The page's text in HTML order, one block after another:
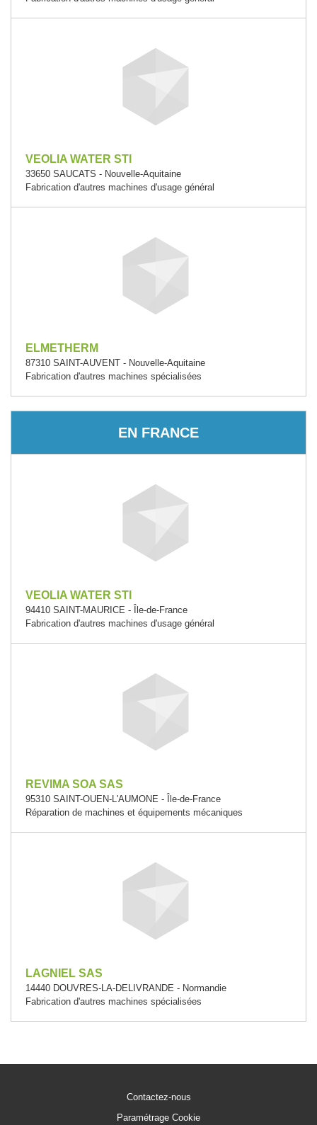
VEOLIA WATER STI
33650 SAUCATS - Nouvelle-Aquitaine
Fabrication d'autres machines d'usage général
ELMETHERM
87310 SAINT-AUVENT - Nouvelle-Aquitaine
Fabrication d'autres machines spécialisées
EN FRANCE
VEOLIA WATER STI
94410 SAINT-MAURICE - Île-de-France
Fabrication d'autres machines d'usage général
REVIMA SOA SAS
95310 SAINT-OUEN-L'AUMONE - Île-de-France
Réparation de machines et équipements mécaniques
LAGNIEL SAS
14440 DOUVRES-LA-DELIVRANDE - Normandie
Fabrication d'autres machines spécialisées
Contactez-nous
Paramétrage Cookie